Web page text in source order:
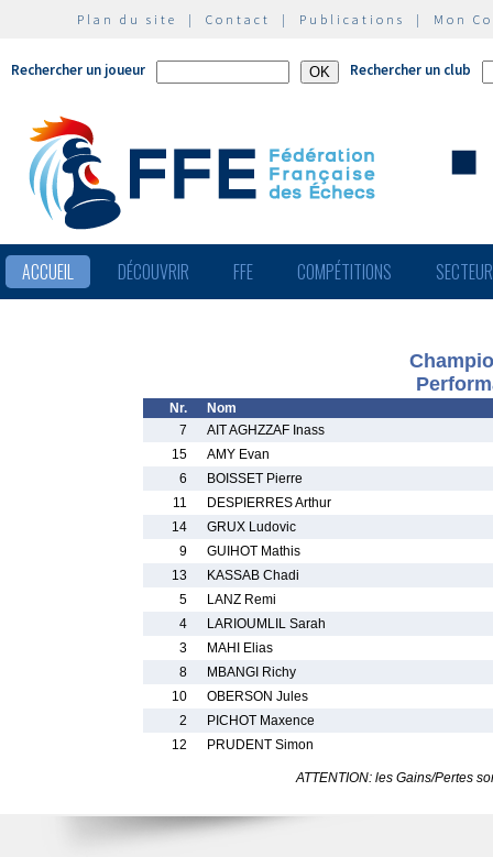
Plan du site | Contact | Publications | Mon
Rechercher un joueur Rechercher un club
ACCUEIL DÉCOUVRIR FFE COMPÉTITIONS
Nr.
Nom
7
AIT AGHZZAF Inass
15
AMY Evan
6
BOISSET Pierre
11
DESPIERRES Arthur
14
GRUX Ludovic
9
GUIHOT Mathis
13
KASSAB Chadi
5
LANZ Remi
4
LARIOUMLIL Sarah
3
MAHI Elias
8
MBANGI Richy
10
OBERSON Jules
2
PICHOT Maxence
12
PRUDENT Simon
ATTENTION: les Gains/Pertes